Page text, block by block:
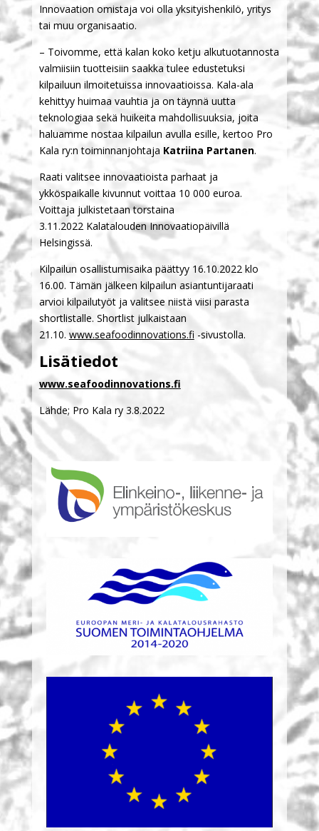
Innovaation omistaja voi olla yksityishenkilö, yritys
tai muu organisaatio.
– Toivomme, että kalan koko ketju alkutuotannosta
valmiisiin tuotteisiin saakka tulee edustetuksi
kilpailuun ilmoitetuissa innovaatioissa. Kala-ala
kehittyy huimaa vauhtia ja on täynnä uutta
teknologiaa sekä huikeita mahdollisuuksia, joita
haluamme nostaa kilpailun avulla esille, kertoo Pro
Kala ry:n toiminnanjohtaja Katriina Partanen.
Raati valitsee innovaatioista parhaat ja
ykköspaikalle kivunnut voittaa 10 000 euroa.
Voittaja julkistetaan torstaina
3.11.2022 Kalatalouden Innovaatiopäivillä
Helsingissä.
Kilpailun osallistumisaika päättyy 16.10.2022 klo
16.00. Tämän jälkeen kilpailun asiantuntijaraati
arvioi kilpailutyöt ja valitsee niistä viisi parasta
shortlistalle. Shortlist julkaistaan
21.10. www.seafoodinnovations.fi -sivustolla.
Lisätiedot
www.seafoodinnovations.fi
Lähde; Pro Kala ry 3.8.2022